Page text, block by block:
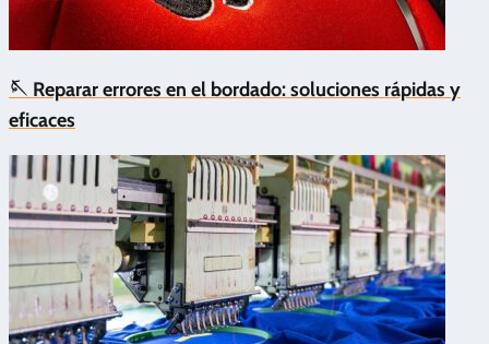
🪡 Reparar errores en el bordado: soluciones rápidas y
eficaces